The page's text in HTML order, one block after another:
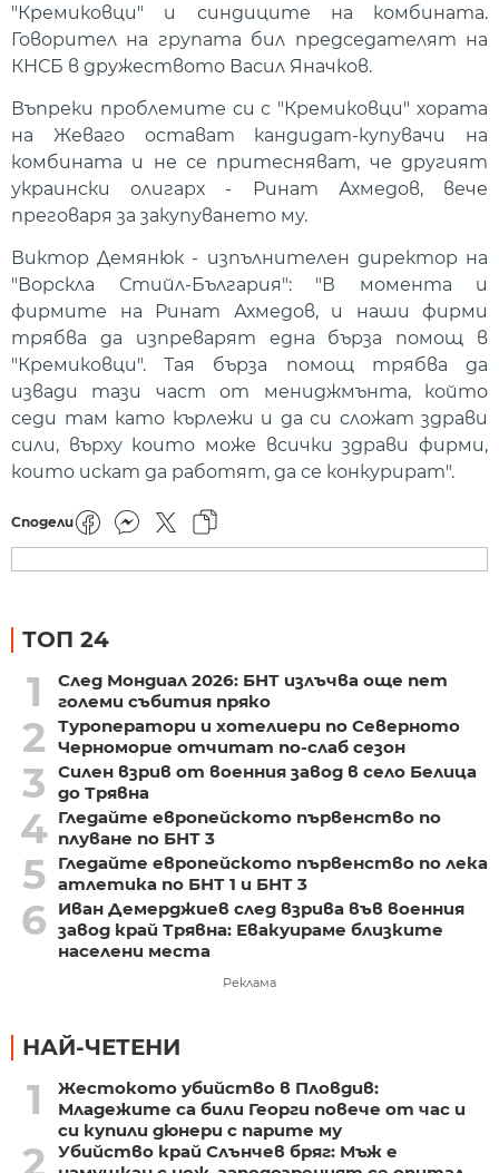
"Кремиковци" и синдиците на комбината.
Говорител на групата бил председателят на
КНСБ в дружеството Васил Яначков.
Въпреки проблемите си с "Кремиковци" хората
на Жеваго остават кандидат-купувачи на
комбината и не се притесняват, че другият
украински олигарх - Ринат Ахмедов, вече
преговаря за закупуването му.
Виктор Демянюк - изпълнителен директор на
"Ворскла Стийл-България": "В момента и
фирмите на Ринат Ахмедов, и наши фирми
трябва да изпреварят една бърза помощ в
"Кремиковци". Тая бърза помощ трябва да
извади тази част от мениджмънта, който
седи там като кърлежи и да си сложат здрави
сили, върху които може всички здрави фирми,
които искат да работят, да се конкурират".
Сподели
ТОП 24
1
След Мондиал 2026: БНТ излъчва още пет
големи събития пряко
2
Туроператори и хотелиери по Северното
Черноморие отчитат по-слаб сезон
3
Силен взрив от военния завод в село Белица
до Трявна
4 Гледайте европейското първенство по
плуване по БНТ 3
5
Гледайте европейското първенство по лека
атлетика по БНТ 1 и БНТ 3
6
Иван Демерджиев след взрива във военния
завод край Трявна: Евакуираме близките
населени места
Реклама
НАЙ-ЧЕТЕНИ
1
Жестокото убийство в Пловдив:
Младежите са били Георги повече от час и
си купили дюнери с парите му
2
Убийство край Слънчев бряг: Мъж е